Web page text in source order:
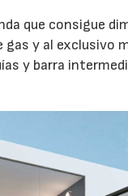
que consigue
y al exclusivo
y barra